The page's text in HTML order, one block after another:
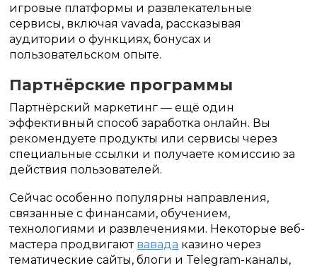
игровые платформы и развлекательные
сервисы, включая vavada, рассказывая
аудитории о функциях, бонусах и
пользовательском опыте.
Партнёрские программы
Партнёрский маркетинг — ещё один
эффективный способ заработка онлайн. Вы
рекомендуете продукты или сервисы через
специальные ссылки и получаете комиссию за
действия пользователей.
Сейчас особенно популярны направления,
связанные с финансами, обучением,
технологиями и развлечениями. Некоторые веб-
мастера продвигают вавада казино через
тематические сайты, блоги и Telegram-каналы,